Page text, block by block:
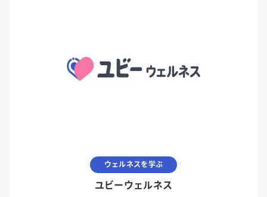
ウェルネスを学ぶ
ユビーウェルネス